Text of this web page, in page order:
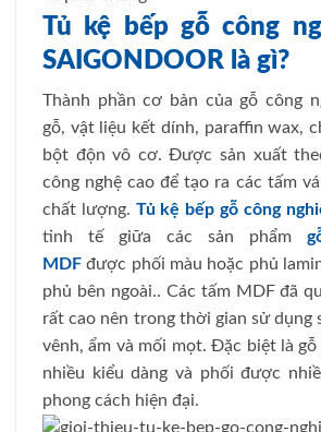
Tủ kệ bếp gỗ công
SAIGONDOOR là gì?
Thành phần cơ bản của gỗ công
gỗ, vật liệu kết dính, paraffin wax,
bột độn vô cơ. Được sản xuất
công nghệ cao để tạo ra các tấm
chất lượng. Tủ kệ bếp gỗ công
tinh tế giữa các sản phẩm
MDF được phối màu hoặc phủ
phủ bên ngoài.. Các tấm MDF đã
rất cao nên trong thời gian sử dụng
vênh, ẩm và mối mọt. Đặc biệt là
nhiều kiểu dàng và phối được
phong cách hiện đại.